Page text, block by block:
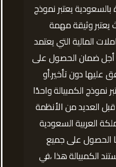
يعتبر نموذج
يعتبر وثيقة مهمة
المالية التي يعتمد
أجل ضمان الحصول على
عليها دون تأخير.أو
الكمبيالة واحدًا
العديد من الأنظمة
العربية السعودية
الحصول على جميع
الكمبيالة هذا ،في